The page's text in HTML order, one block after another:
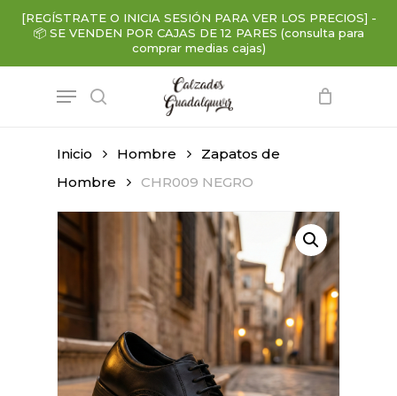
content
[REGÍSTRATE O INICIA SESIÓN PARA VER LOS PRECIOS] -
📦 SE VENDEN POR CAJAS DE 12 PARES (consulta para
comprar medias cajas)
search
Menu
Inicio Hombre
Zapatos de
Hombre
CHR009 NEGRO